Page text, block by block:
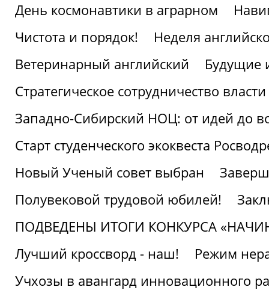
День космонавтики в аграрном
Чистота и порядок!
Неделя
Ветеринарный английский
Будущие
Стратегическое сотрудничество
Западно-Сибирский НОЦ: от идей до
Старт студенческого экоквеста
Новый Ученый совет выбран
Полувековой трудовой юбилей!
ПОДВЕДЕНЫ ИТОГИ КОНКУРСА
Лучший кроссворд - наш!
Режим
Учхозы в авангард инновационного